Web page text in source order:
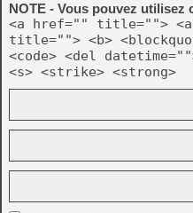
NOTE - Vous pouvez utilisez
<a href="" title="">
title=""> <b>
<code> <del
<s> <strike> <strong>